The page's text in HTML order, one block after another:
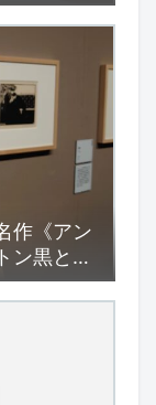
作《アン
ン黒と